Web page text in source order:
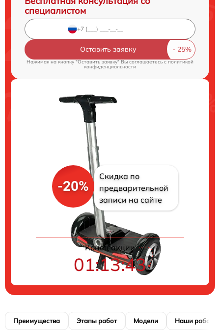
специалистом
Оставить заявку
Нажимая на кнопку "Оставить заявку" Вы соглашаетесь cполитикой
конфиденциальности
-20%
Скидка по
предварительной
записи на сайте
Конец акции
01:13:42
Преимущества Этапы работ Модели Наши работы